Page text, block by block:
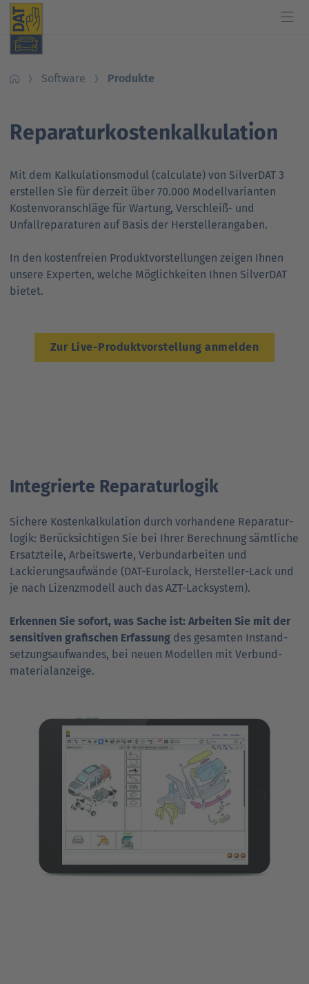
Branche
Kfz-Sachverständige
Versicherungen
Branchenpartner
DAT Akademie: Webinare & Seminare für Kunden
Support für Kunden
Software
Künstliche Intelligenz
Fahrzeugdaten & Telematik
DAT Akademie: Webinare & Seminare für Kunden
Support für Kunden
Ansprechpartner
Go
parent
Wissen
Veranstaltungen
Studien und Publikationen
Know-how für Kunden
DAT Report
Newsletter
Pressekontakt
Autofahrer
Kfz-Sachverständigen finden
Was kostet meine Reparatur?
Leitfaden zum Energieverbrauch und zu den CO
Emissionen
Verträgt mein Auto B10- oder XTL-Kraftstoff?
Presse
Pressekontakt
DAT Report
DAT Barometer
Software Produkte
Reparaturkostenkalkulation
Mit dem Kalkulationsmodul (calculate) von SilverDAT 3
erstellen Sie für derzeit über 70.000 Modellvarianten
Kostenvoranschläge für Wartung, Verschleiß- und
Unfallreparaturen auf Basis der Herstellerangaben.
In den kostenfreien Produktvorstellungen zeigen Ihnen
unsere Experten, welche Möglichkeiten Ihnen SilverDAT
bietet.
Zur Live-Produktvorstellung anmelden
Integrierte Reparaturlogik
Sichere Kosten­kalkulation durch vorhandene Reparatur­
logik: Berücksichtigen Sie bei Ihrer Berechnung sämtliche
Ersatz­teile, Arbeits­werte, Verbund­arbeiten und
Lackierungs­aufwände (DAT-Eurolack, Hersteller-Lack und
je nach Lizenzmodell auch das AZT-Lacksystem).
Erkennen Sie sofort, was Sache ist: Arbeiten Sie mit der
sensitiven grafischen Erfassung des gesamten Instand­
setzungs­aufwandes, bei neuen Modellen mit Verbund­
material­anzeige.